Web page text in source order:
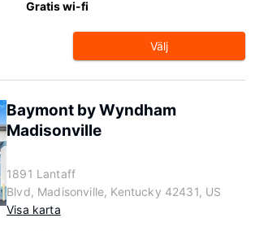
Gratis wi-fi
Välj
Baymont by Wyndham
Madisonville
1891 Lantaff
Blvd, Madisonville, Kentucky 42431, US
Visa karta